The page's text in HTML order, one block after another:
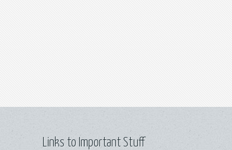
Links to Important Stuff